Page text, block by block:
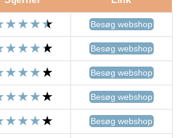
Besøg webshop
Besøg webshop
Besøg webshop
Besøg webshop
Besøg webshop